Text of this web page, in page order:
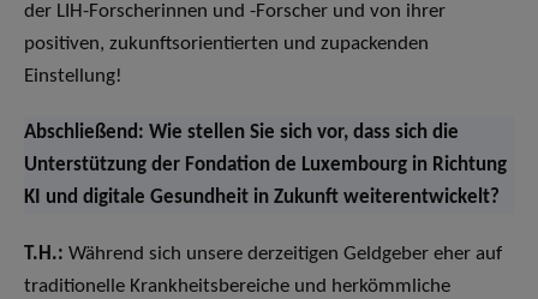
der LIH-Forscherinnen und -Forscher und von ihrer
positiven, zukunftsorientierten und zupackenden
Einstellung!
Abschließend: Wie stellen Sie sich vor, dass sich die
Unterstützung der Fondation de Luxembourg in Richtung
KI und digitale Gesundheit in Zukunft weiterentwickelt?
T.H.: Während sich unsere derzeitigen Geldgeber eher auf
traditionelle Krankheitsbereiche und herkömmliche